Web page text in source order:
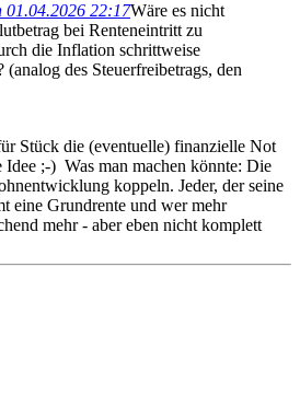
22:17Wäre es nicht
bei Renteneintritt zu
die Inflation schrittweise
(analog des Steuerfreibetrags, den
Stück die (eventuelle) finanzielle Not
Idee ;-) Was man machen könnte: Die
koppeln. Jeder, der seine
eine Grundrente und wer mehr
mehr - aber eben nicht komplett